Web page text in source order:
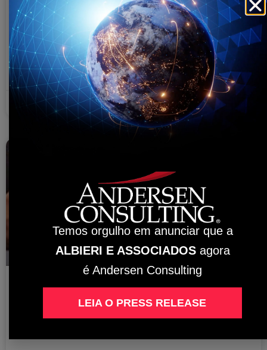
Com a publicação do Decreto 67382/2022, o Estado de São
Paulo voltará a conceder a isenção integral do ICMS a
todos os produtos listados ncustom dallas
VER MAIS »
23 de janeiro de 2023
Lei nº14.288 – Prorrogação da
Temos orgulho em anunciar que a
ALBIERI E ASSOCIADOSagora
é Andersen Consulting
LEIA O PRESS RELEASE